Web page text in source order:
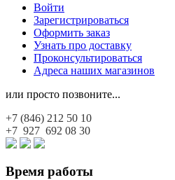
Войти
Зарегистрироваться
Оформить заказ
Узнать про доставку
Проконсультироваться
Адреса наших магазинов
или просто позвоните...
+7 (846) 212 50 10
+7 927 692 08 30
Время работы